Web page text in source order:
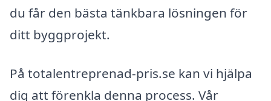
du får den bästa tänkbara lösningen för
ditt byggprojekt.
På totalentreprenad-pris.se kan vi hjälpa
dig att förenkla denna process. Vår